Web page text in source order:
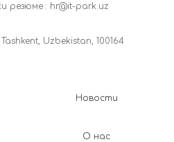
резюме : hr@it-park.uz
Uzbekistan, 100164
Новости
О нас